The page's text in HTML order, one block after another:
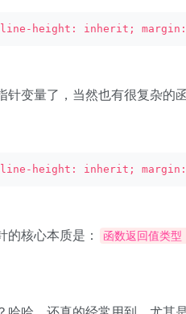
height: inherit; margin:
变量了，当然也有很复杂的
height: inherit; margin:
核心本质是： 函数返回值类